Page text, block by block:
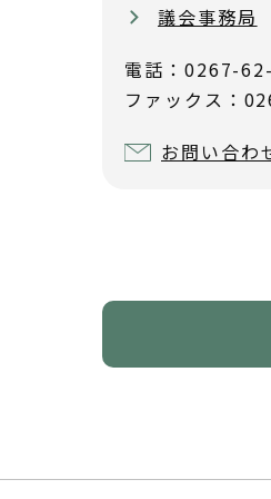
議会事務局
電話：0267-
ファックス：
お問い合わ